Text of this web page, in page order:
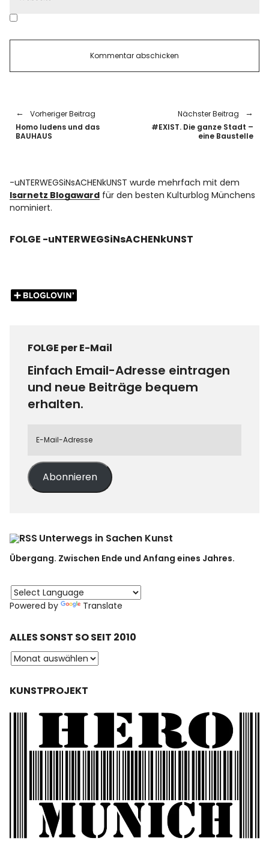
Vorheriger Beitrag
Homo ludens und das
BAUHAUS
Nächster Beitrag
#EXIST. Die ganze Stadt –
eine Baustelle
-uNTERWEGSiNsACHENkUNST wurde mehrfach mit dem
Isarnetz Blogaward für den besten Kulturblog Münchens
nominiert.
FOLGE -uNTERWEGSiNsACHENkUNST
FOLGE per E-Mail
Einfach Email-Adresse eintragen
und neue Beiträge bequem
erhalten.
Abonnieren
Unterwegs in Sachen Kunst
Übergang. Zwischen Ende und Anfang eines Jahres.
Powered by Translate
ALLES SONST SO SEIT 2010
KUNSTPROJEKT